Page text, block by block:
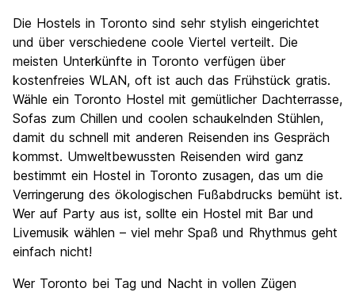
Die Hostels in Toronto sind sehr stylish eingerichtet
und über verschiedene coole Viertel verteilt. Die
meisten Unterkünfte in Toronto verfügen über
kostenfreies WLAN, oft ist auch das Frühstück gratis.
Wähle ein Toronto Hostel mit gemütlicher Dachterrasse,
Sofas zum Chillen und coolen schaukelnden Stühlen,
damit du schnell mit anderen Reisenden ins Gespräch
kommst. Umweltbewussten Reisenden wird ganz
bestimmt ein Hostel in Toronto zusagen, das um die
Verringerung des ökologischen Fußabdrucks bemüht ist.
Wer auf Party aus ist, sollte ein Hostel mit Bar und
Livemusik wählen – viel mehr Spaß und Rhythmus geht
einfach nicht!
Wer Toronto bei Tag und Nacht in vollen Zügen